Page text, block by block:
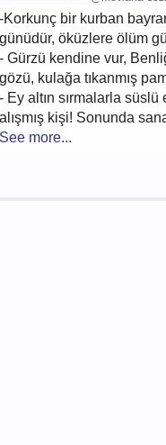
-Korkunç bir kurban
günüdür, öküzlere ölüm
- Gürzü kendine vur,
gözü, kulağa tıkanmış
- Ey altın sırmalarla
alışmış kişi! Sonunda
See more...